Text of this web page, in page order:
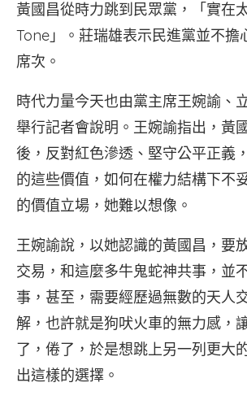
黃國昌從時力跳到民眾黨，「實在
Tone」。莊瑞雄表示民進黨並不擔
席次。
時代力量今天也由黨主席王婉諭、
舉行記者會說明。王婉諭指出，黃
後，反對紅色滲透、堅守公平正義
的這些價值，如何在權力結構下不
的價值立場，她難以想像。
王婉諭說，以她認識的黃國昌，要
交易，和這麼多牛鬼蛇神共事，並
事，甚至，需要經歷過無數的天人
解，也許就是狗吠火車的無力感，
了，倦了，於是想跳上另一列更大
出這樣的選擇。